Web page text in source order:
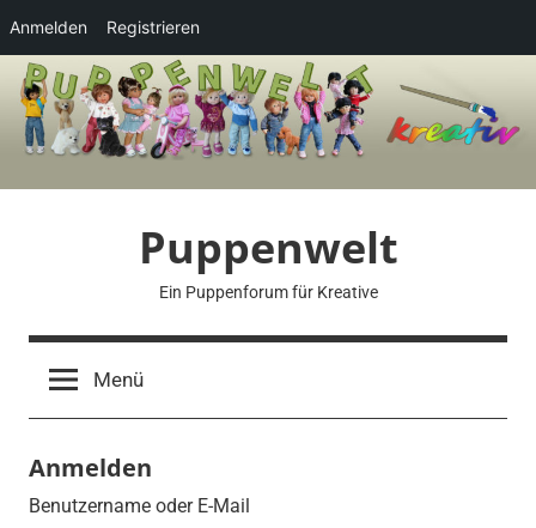
Anmelden Registrieren
Zum
Inhalt
springen
Puppenwelt
Ein Puppenforum für Kreative
Menü
Anmelden
Benutzername oder E-Mail